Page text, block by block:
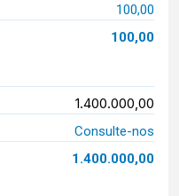
100,00
100,00
1.400.000,00
Consulte-nos
1.400.000,00